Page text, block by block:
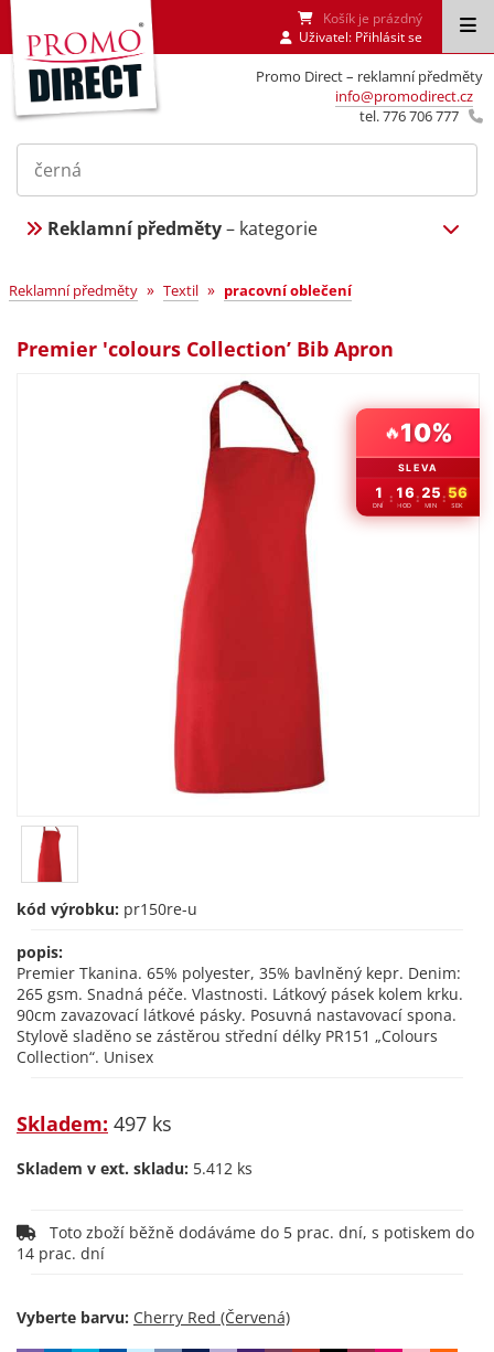
Promo Direct – reklamní předměty
info@promodirect.cz
tel. 776 706 777
Košík je prázdný
Uživatel: Přihlásit se
Reklamní předměty– kategorie
Reklamní předměty » Textil » pracovní oblečení
Premier 'colours Collection’ Bib Apron
🔥10%
SLEVA
1
DNÍ
: 16
HOD
: 25
MIN
: 55
SEK
kód výrobku: pr150re-u
popis:
Premier Tkanina. 65% polyester, 35% bavlněný kepr. Denim:
265 gsm. Snadná péče. Vlastnosti. Látkový pásek kolem krku.
90cm zavazovací látkové pásky. Posuvná nastavovací spona.
Stylově sladěno se zástěrou střední délky PR151 „Colours
Collection“. Unisex
Skladem: 497 ks
Skladem v ext. skladu: 5.412 ks
14 prac. dní
Vyberte barvu: